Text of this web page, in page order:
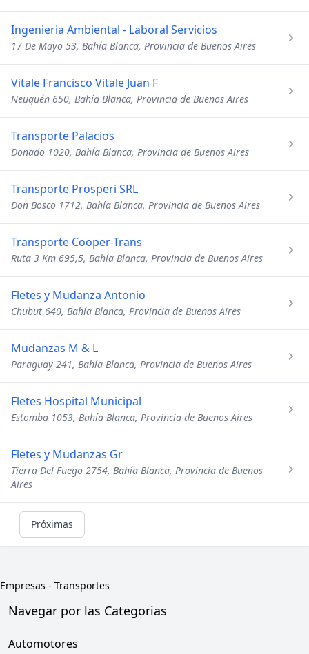
Ingenieria Ambiental - Laboral Servicios
17 De Mayo 53, Bahía Blanca, Provincia de Buenos Aires
Vitale Francisco Vitale Juan F
Neuquén 650, Bahía Blanca, Provincia de Buenos Aires
Transporte Palacios
Donado 1020, Bahía Blanca, Provincia de Buenos Aires
Transporte Prosperi SRL
Don Bosco 1712, Bahía Blanca, Provincia de Buenos Aires
Transporte Cooper-Trans
Ruta 3 Km 695,5, Bahía Blanca, Provincia de Buenos Aires
Fletes y Mudanza Antonio
Chubut 640, Bahía Blanca, Provincia de Buenos Aires
Mudanzas M & L
Paraguay 241, Bahía Blanca, Provincia de Buenos Aires
Fletes Hospital Municipal
Estomba 1053, Bahía Blanca, Provincia de Buenos Aires
Fletes y Mudanzas Gr
Tierra Del Fuego 2754, Bahía Blanca, Provincia de Buenos
Aires
Próximas
Empresas - Transportes
Navegar por las Categorias
Automotores